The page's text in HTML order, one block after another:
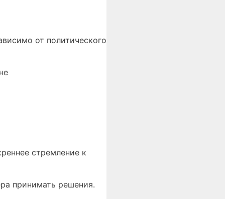
от политического
стремление к
принимать решения.